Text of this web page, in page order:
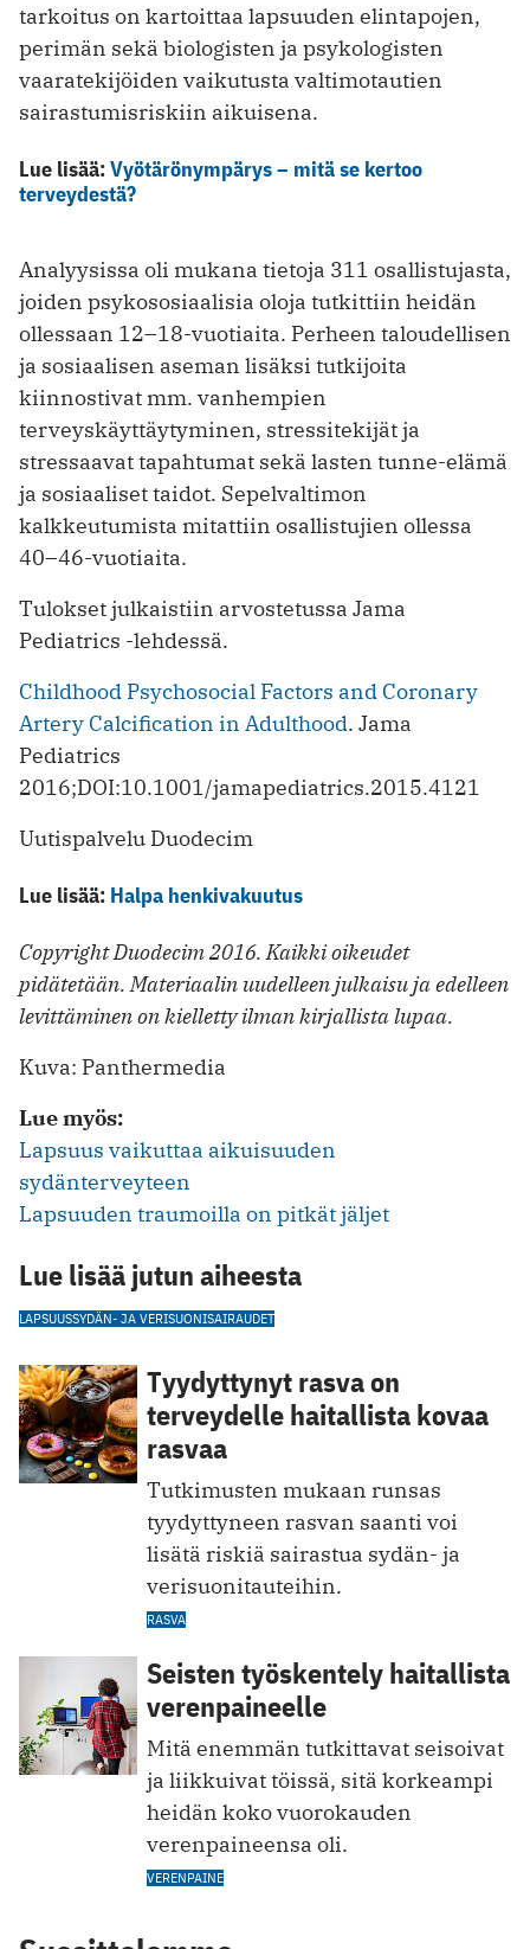
tarkoitus on kartoittaa lapsuuden elintapojen,
perimän sekä biologisten ja psykologisten
vaaratekijöiden vaikutusta valtimotautien
sairastumisriskiin aikuisena.
Lue lisää:Vyötärönympärys – mitä se kertoo
terveydestä?
Analyysissa oli mukana tietoja 311 osallistujasta,
joiden psykososiaalisia oloja tutkittiin heidän
ollessaan 12–18-vuotiaita. Perheen taloudellisen
ja sosiaalisen aseman lisäksi tutkijoita
kiinnostivat mm. vanhempien
terveyskäyttäytyminen, stressitekijät ja
stressaavat tapahtumat sekä lasten tunne-elämä
ja sosiaaliset taidot. Sepelvaltimon
kalkkeutumista mitattiin osallistujien ollessa
40–46-vuotiaita.
Tulokset julkaistiin arvostetussa Jama
Pediatrics -lehdessä.
Childhood Psychosocial Factors and Coronary
Artery Calcification in Adulthood. Jama
Pediatrics
2016;DOI:10.1001/jamapediatrics.2015.4121
Uutispalvelu Duodecim
Lue lisää: Halpa henkivakuutus
Copyright Duodecim 2016. Kaikki oikeudet
pidätetään. Materiaalin uudelleen julkaisu ja edelleen
levittäminen on kielletty ilman kirjallista lupaa.
Kuva: Panthermedia
Lue myös:
Lapsuus vaikuttaa aikuisuuden
sydänterveyteen
Lapsuuden traumoilla on pitkät jäljet
Lue lisää jutun aiheesta
LAPSUUSSYDÄN- JA VERISUONISAIRAUDET
Tyydyttynyt rasva on
terveydelle haitallista kovaa
rasvaa
Tutkimusten mukaan runsas
tyydyttyneen rasvan saanti voi
lisätä riskiä sairastua sydän- ja
verisuonitauteihin.
RASVA
Seisten työskentely haitallista
verenpaineelle
Mitä enemmän tutkittavat seisoivat
ja liikkuivat töissä, sitä korkeampi
heidän koko vuorokauden
verenpaineensa oli.
VERENPAINE